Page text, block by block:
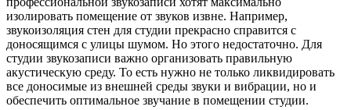
изолировать помещение от звуков извне. Например,
звукоизоляция стен для студии прекрасно справится с
доносящимся с улицы шумом. Но этого недостаточно. Для
студии звукозаписи важно организовать правильную
акустическую среду. То есть нужно не только ликвидировать
все доносимые из внешней среды звуки и вибрации, но и
обеспечить оптимальное звучание в помещении студии.